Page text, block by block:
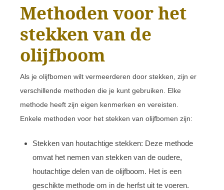
Methoden voor het
stekken van de
olijfboom
Als je olijfbomen wilt vermeerderen door stekken, zijn er
verschillende methoden die je kunt gebruiken. Elke
methode heeft zijn eigen kenmerken en vereisten.
Enkele methoden voor het stekken van olijfbomen zijn:
Stekken van houtachtige stekken: Deze methode
omvat het nemen van stekken van de oudere,
houtachtige delen van de olijfboom. Het is een
geschikte methode om in de herfst uit te voeren.